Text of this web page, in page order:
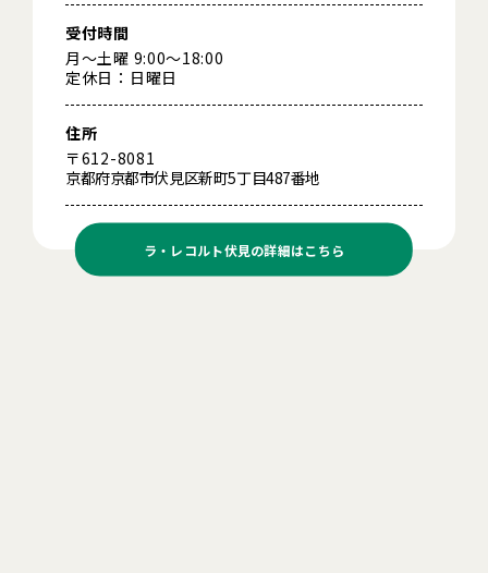
受付時間
月～土曜 9:00～18:00
定休日：日曜日
住所
〒612-8081
京都府京都市伏見区新町5丁目487番地
ラ・レコルト伏見の詳細はこちら